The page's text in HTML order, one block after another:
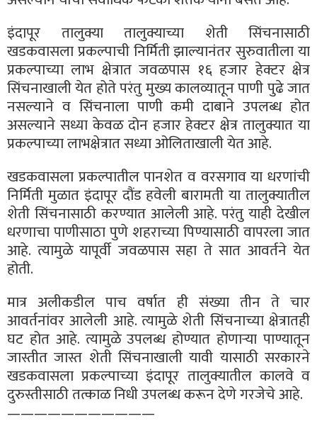
इंदापूर तालुक्या तालुक्याच्या शेती सिंचनासाठी
खडकवासला प्रकल्पाची निर्मिती झाल्यानंतर सुरुवातीला या
प्रकल्पाच्या लाभ क्षेत्रात जवळपास १६ हजार हेक्टर क्षेत्र
सिंचनाखाली येत होते परंतु मुख्य कालव्यातून पाणी पुढे जात
नसल्याने व सिंचनाला पाणी कमी दाबाने उपलब्ध होत
असल्याने सध्या केवळ दोन हजार हेक्टर क्षेत्र तालुक्यात या
प्रकल्पाच्या लाभक्षेत्रात सध्या ओलिताखाली येत आहे.
खडकवासला प्रकल्पातील पानशेत व वरसगाव या धरणांची
निर्मिती मुळात इंदापूर दौंड हवेली बारामती या तालुक्यातील
शेती सिंचनासाठी करण्यात आलेली आहे. परंतु याही देखील
धरणाचा पाणीसाठा पुणे शहराच्या पिण्यासाठी वापरला जात
आहे. त्यामुळे यापूर्वी जवळपास सहा ते सात आवर्तने येत
होती.
मात्र अलीकडील पाच वर्षात ही संख्या तीन ते चार
आवर्तनांवर आलेली आहे. त्यामुळे शेती सिंचनाच्या क्षेत्रातही
घट होत आहे. त्यामुळे उपलब्ध होण्यात होणाऱ्या पाण्यातून
जास्तीत जास्त शेती सिंचनाखाली यावी यासाठी सरकारने
खडकवासला प्रकल्पाच्या इंदापूर तालुक्यातील कालवे व
दुरुस्तीसाठी तत्काळ निधी उपलब्ध करून देणे गरजेचे आहे.
———————————